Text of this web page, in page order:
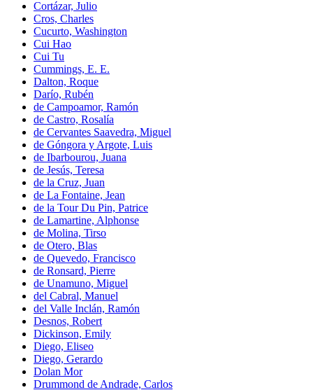
Cortázar, Julio
Cros, Charles
Cucurto, Washington
Cui Hao
Cui Tu
Cummings, E. E.
Dalton, Roque
Darío, Rubén
de Campoamor, Ramón
de Castro, Rosalía
de Cervantes Saavedra, Miguel
de Góngora y Argote, Luis
de Ibarbourou, Juana
de Jesús, Teresa
de la Cruz, Juan
de La Fontaine, Jean
de la Tour Du Pin, Patrice
de Lamartine, Alphonse
de Molina, Tirso
de Otero, Blas
de Quevedo, Francisco
de Ronsard, Pierre
de Unamuno, Miguel
del Cabral, Manuel
del Valle Inclán, Ramón
Desnos, Robert
Dickinson, Emily
Diego, Eliseo
Diego, Gerardo
Dolan Mor
Drummond de Andrade, Carlos